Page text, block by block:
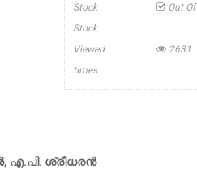
Stock
Out Of
Stock
Viewed
2631
times
എ.പി. ശ്രീധരന്‍